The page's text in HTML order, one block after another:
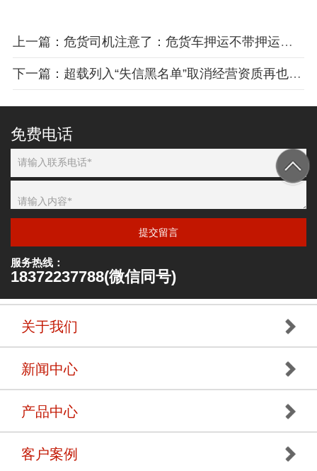
上一篇：危货司机注意了：危货车押运不带押运员，损失惨重
下一篇：超载列入“失信黑名单”取消经营资质再也不是传说
免费电话
提交留言
服务热线：
18372237788(微信同号)
关于我们
新闻中心
产品中心
客户案例